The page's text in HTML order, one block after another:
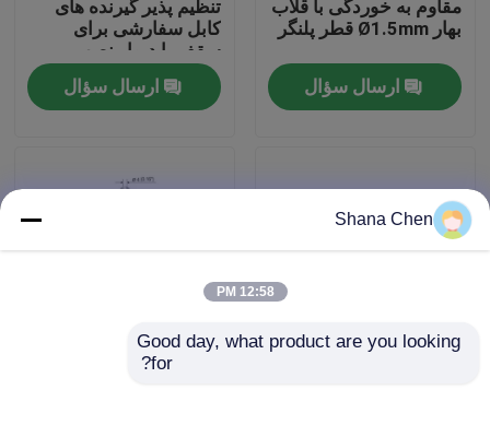
تور کارخانه
با ما تماس بگیرید
گیرنده های هواپیما
مقاوم به خوردگی با قلاب
بهار Ø1.5mm قطر پلنگر
ارسال سؤال
تنظیم پذیر گیرنده های
کابل سفارشی برای
سقف یا دیوار نصب
ارسال سؤال
اتصالات سیستم تعلیق
Shana Chen
12:58 PM
Good day, what product are you looking
for?